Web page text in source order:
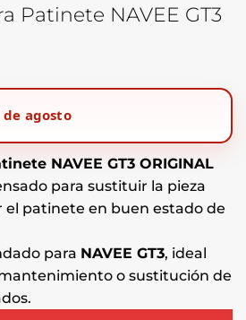
Patinete NAVEE GT3
de agosto
NAVEE GT3 ORIGINAL
para sustituir la pieza
patinete en buen estado de
para NAVEE GT3, ideal
o sustitución de